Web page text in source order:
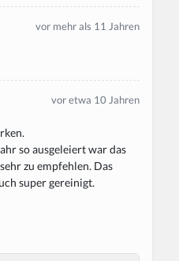
vor mehr als 11 Jahren
vor etwa 10 Jahren
so ausgeleiert war das
zu empfehlen. Das
super gereinigt.